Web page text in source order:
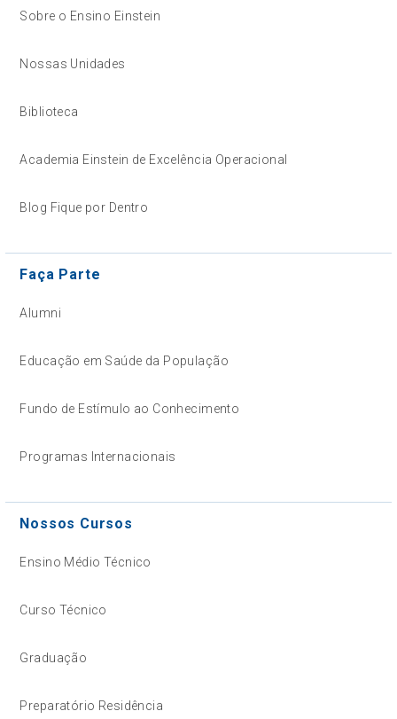
Sobre o Ensino Einstein
Nossas Unidades
Biblioteca
Academia Einstein de Excelência Operacional
Blog Fique por Dentro
Faça Parte
Alumni
Educação em Saúde da População
Fundo de Estímulo ao Conhecimento
Programas Internacionais
Nossos Cursos
Ensino Médio Técnico
Curso Técnico
Graduação
Preparatório Residência